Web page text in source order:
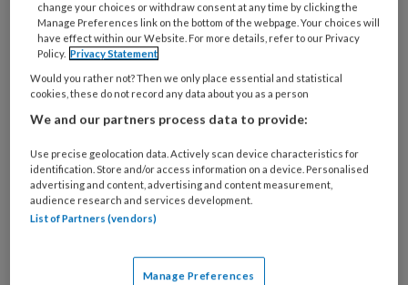
Hoe vervelend ook voor Bente, haar
PREMIUM
Wil je dit artikel lezen?
Neem een maandabonnement op TVV
voor maar €6,- per maand!
Onbeperkt alle premium artikelen lezen
change your choices or withdraw consent at any time by clicking the
Manage Preferences link on the bottom of the webpage. Your choices will
have effect within our Website. For more details, refer to our Privacy
Policy. Privacy Statement
Would you rather not? Then we only place essential and statistical
cookies, these do not record any data about you as a person
We and our partners process data to provide:
Use precise geolocation data. Actively scan device characteristics for
identification. Store and/or access information on a device. Personalised
advertising and content, advertising and content measurement,
audience research and services development.
List of Partners (vendors)
Manage Preferences